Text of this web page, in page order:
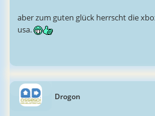
aber zum guten glück herrscht die
usa.
Drogon